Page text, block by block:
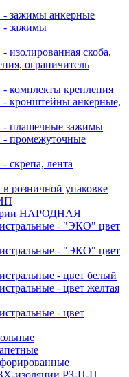
зажимы анкерные
- зажимы
скоба,
ограничитель
комплекты крепления
кронштейны анкерные,
плашечные зажимы
промежуточные
скрепа, лента
розничной упаковке
НАРОДНАЯ
- "ЭКО" цвет
- "ЭКО" цвет
- цвет белый
- цвет желтая
- цвет
изоляции РЗ-Ц-П